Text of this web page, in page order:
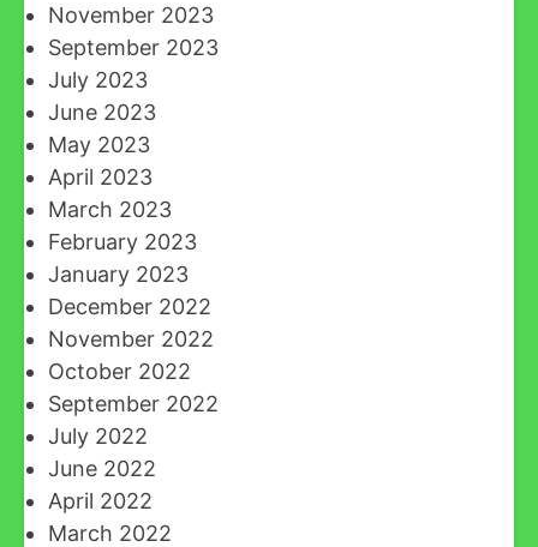
November 2023
September 2023
July 2023
June 2023
May 2023
April 2023
March 2023
February 2023
January 2023
December 2022
November 2022
October 2022
September 2022
July 2022
June 2022
April 2022
March 2022